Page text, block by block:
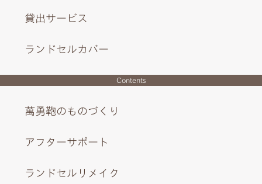
貸出サービス
ランドセルカバー
Contents
萬勇鞄のものづくり
アフターサポート
ランドセルリメイク